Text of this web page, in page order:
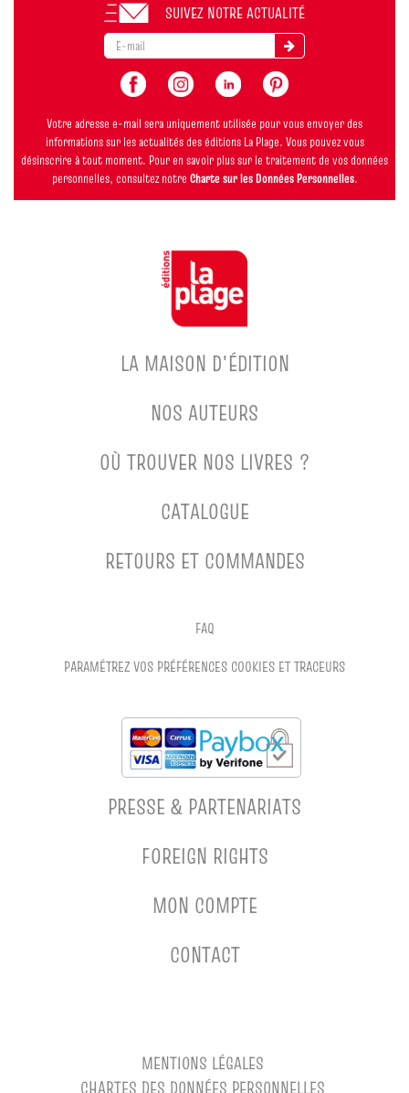
SUIVEZ NOTRE ACTUALITÉ
Votre adresse e-mail sera uniquement utilisée pour vous envoyer des
informations sur les actualités des éditions La Plage. Vous pouvez vous
désinscrire à tout moment. Pour en savoir plus sur le traitement de vos données
personnelles, consultez notre Charte sur les Données Personnelles.
LA MAISON D'ÉDITION
NOS AUTEURS
OÙ TROUVER NOS LIVRES ?
CATALOGUE
RETOURS ET COMMANDES
FAQ
PARAMÉTREZ VOS PRÉFÉRENCES COOKIES ET TRACEURS
PRESSE & PARTENARIATS
FOREIGN RIGHTS
MON COMPTE
CONTACT
MENTIONS LÉGALES
CHARTES DES DONNÉES PERSONNELLES